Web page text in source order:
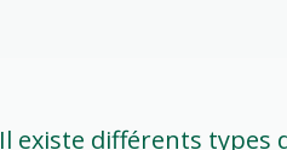
Il existe différents types